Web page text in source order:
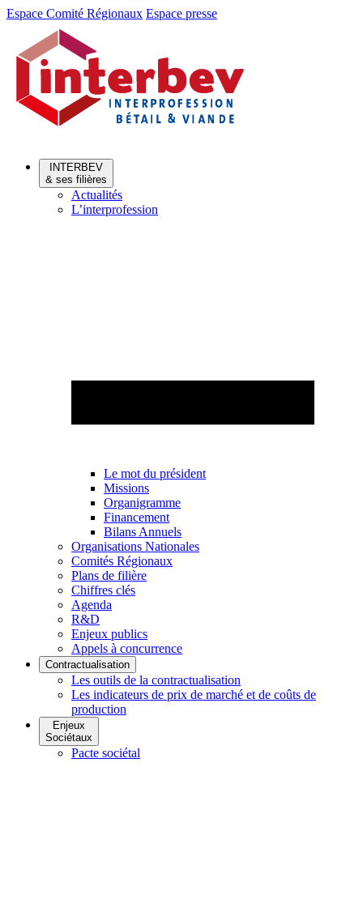
Aller
Aller
contenu
Espace Comité Régionaux Espace presse
INTERBEV
& ses filières
Actualités
L’interprofession
Le mot du président
Missions
Organigramme
Financement
Bilans Annuels
Organisations Nationales
Comités Régionaux
Plans de filière
Chiffres clés
Agenda
R&D
Enjeux publics
Appels à concurrence
Contractualisation
Les outils de la contractualisation
Les indicateurs de prix de marché et de coûts de
production
Enjeux
Sociétaux
Pacte sociétal